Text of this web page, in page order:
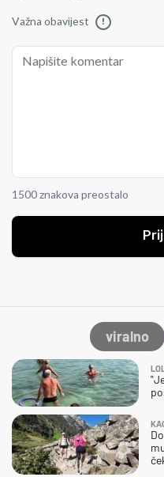
Važna obavijest !
1500 znakova preostalo
viralno